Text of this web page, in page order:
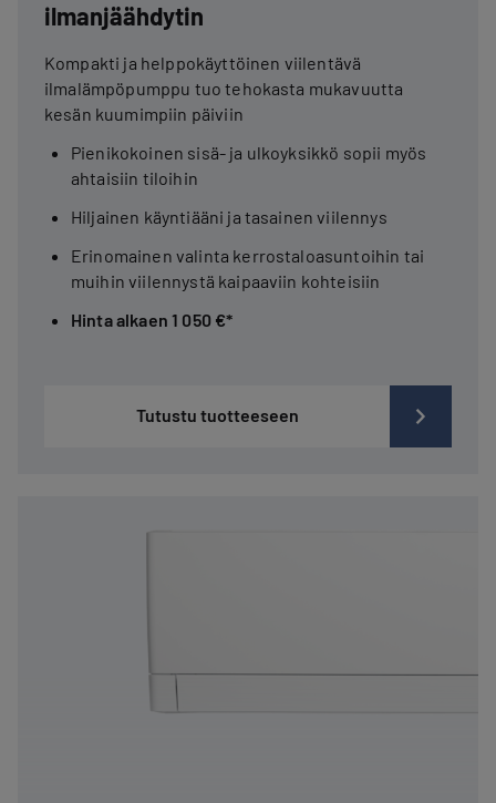
ilmanjäähdytin
Kompakti ja helppokäyttöinen viilentävä
ilmalämpöpumppu tuo tehokasta mukavuutta
kesän kuumimpiin päiviin
Pienikokoinen sisä- ja ulkoyksikkö sopii myös
ahtaisiin tiloihin
Hiljainen käyntiääni ja tasainen viilennys
Erinomainen valinta kerrostaloasuntoihin tai
muihin viilennystä kaipaaviin kohteisiin
Hinta alkaen 1 050 €*
Tutustu tuotteeseen